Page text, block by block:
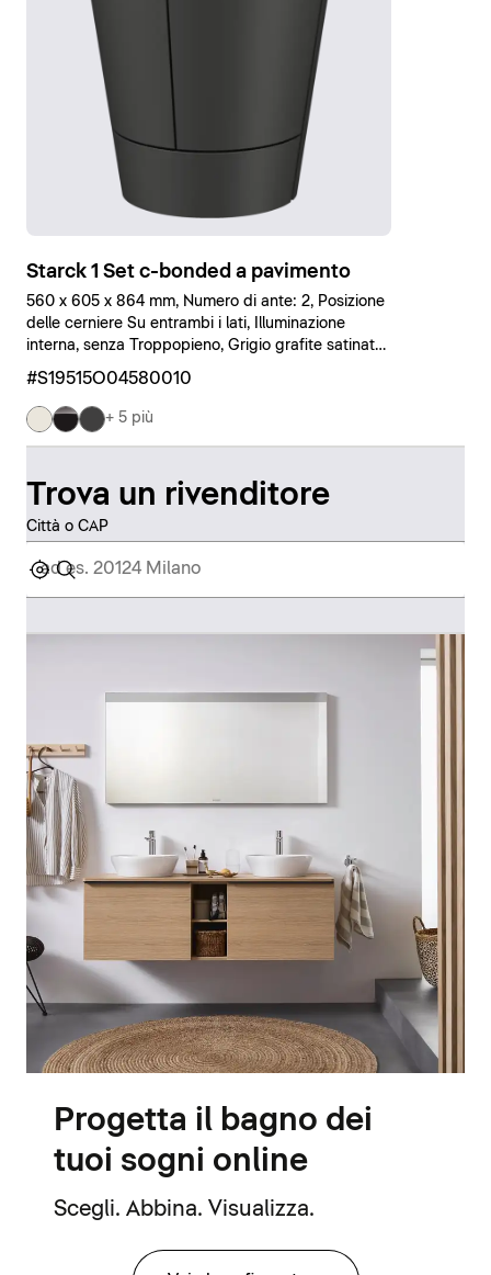
Starck 1 Set c-bonded a pavimento
560 x 605 x 864 mm, Numero di ante: 2, Posizione
delle cerniere Su entrambi i lati, Illuminazione
interna, senza Troppopieno, Grigio grafite satinato,
Nero
#S19515O04580010
+ 5 più
Trova un rivenditore
Città o CAP
Progetta il bagno dei
tuoi sogni online
Scegli. Abbina. Visualizza.